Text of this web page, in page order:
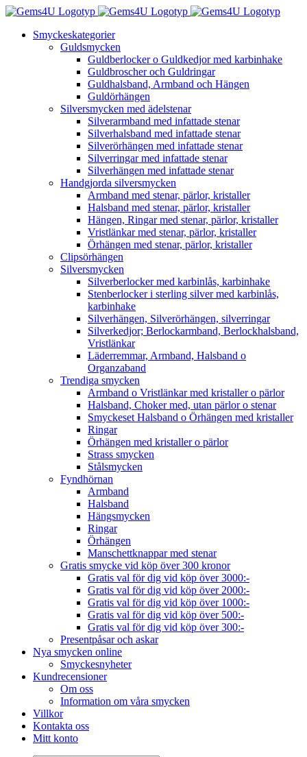
Fortsätt
innehålletSmyckeskategorier
Guldsmycken
Guldberlocker o Guldkedjor med karbinhake
Guldbroscher och Guldringar
Guldhalsband, Armband och Hängen
Guldörhängen
Silversmycken med ädelstenar
Silverarmband med infattade stenar
Silverhalsband med infattade stenar
Silverörhängen med infattade stenar
Silverringar med infattade stenar
Silverhängen med infattade stenar
Handgjorda silversmycken
Armband med stenar, pärlor, kristaller
Halsband med stenar, pärlor, kristaller
Hängen, Ringar med stenar, pärlor, kristaller
Vristlänkar med stenar, pärlor, kristaller
Örhängen med stenar, pärlor, kristaller
Clipsörhängen
Silversmycken
Silverberlocker med karbinlås, karbinhake
Stenberlocker i sterling silver med karbinlås,
karbinhake
Silverhängen, Silverörhängen, silverringar
Silverkedjor; Berlockarmband, Berlockhalsband,
Vristlänkar
Läderremmar, Armband, Halsband o
Organzaband
Trendiga smycken
Armband o Vristlänkar med kristaller o pärlor
Halsband, Choker med, utan pärlor o stenar
Smyckeset Halsband o Örhängen med kristaller
Ringar
Örhängen med kristaller o pärlor
Strass smycken
Stålsmycken
Fyndhörnan
Armband
Halsband
Hängsmycken
Ringar
Örhängen
Manschettknappar med stenar
Gratis smycke vid köp över 300 kronor
Gratis val för dig vid köp över 3000:-
Gratis val för dig vid köp över 2000:-
Gratis val för dig vid köp över 1000:-
Gratis val för dig vid köp över 500:-
Gratis val för dig vid köp över 300:-
Presentpåsar och askar
Nya smycken online
Smyckesnyheter
Kundrecensioner
Om oss
Information om våra smycken
Villkor
Kontakta oss
Mitt konto